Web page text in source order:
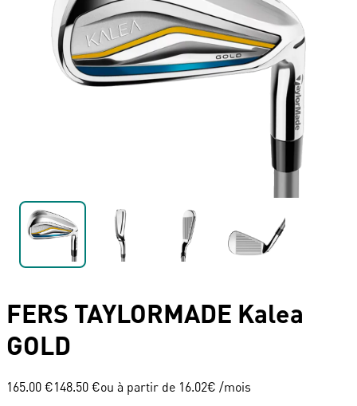
FERS TAYLORMADE Kalea
GOLD
165.00 €148.50 €ou à partir de 16.02€ /mois